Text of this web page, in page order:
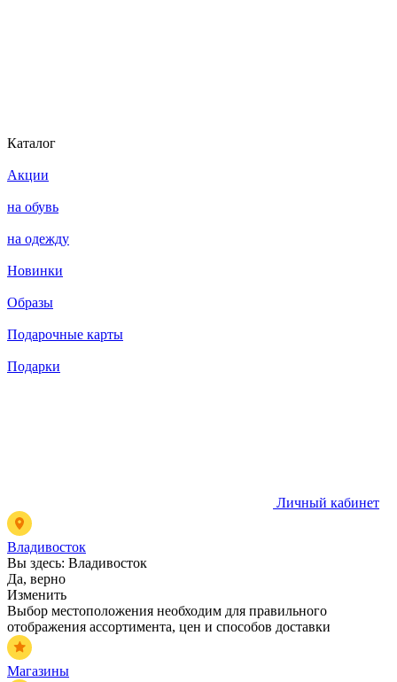
Каталог
Акции
на обувь
на одежду
Новинки
Образы
Подарочные карты
Подарки
Личный кабинет
Владивосток
Вы здесь: Владивосток
Да, верно
Изменить
Выбор местоположения необходим для правильного
отображения ассортимента, цен и способов доставки
Магазины